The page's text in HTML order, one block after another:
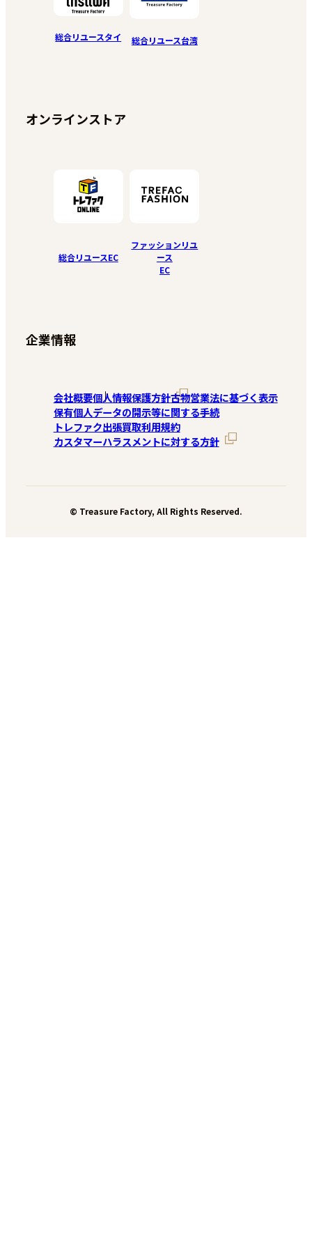
総合リユースタイ 総合リユース台湾
オンラインストア
総合リユースEC
ファッションリユ
ース
EC
企業情報
会社概要個人情報保護方針古物営業法に基づく表示
保有個人データの開示等に関する手続
トレファク出張買取利用規約
カスタマーハラスメントに対する方針
© Treasure Factory, All Rights Reserved.